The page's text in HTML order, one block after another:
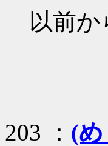
以前
203 ： (め